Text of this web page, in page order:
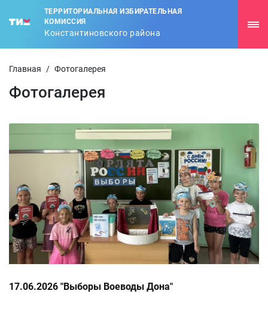
ТЕРРИТОРИАЛЬНАЯ ИЗБИРАТЕЛЬНАЯ
КОМИССИЯ
Константиновского района
Главная / Фотогалерея
Фотогалерея
17.06.2026 "Выборы Воеводы Дона"